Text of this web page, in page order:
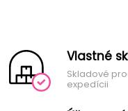
Vlastné
Skladové
expedícii